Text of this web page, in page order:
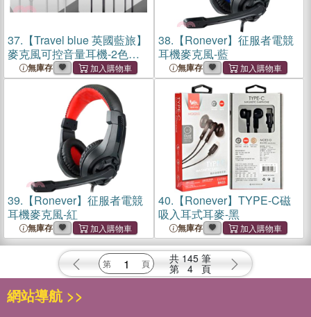
37. 【Travel blue 英國藍旅】
麥克風可控音量耳機-2色
TB555無庫存
38. 【Ronever】征服者電競
耳機麥克風-藍
無庫存
39. 【Ronever】征服者電競
耳機麥克風-紅
無庫存
40. 【Ronever】TYPE-C磁
吸入耳式耳麥-黑
無庫存
共 145 筆
第 4 頁
網站導航 >>